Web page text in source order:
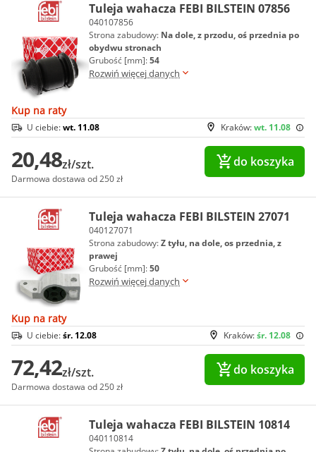
Tuleja wahacza FEBI BILSTEIN 07856
040107856
Strona zabudowy: Na dole, z przodu, oś przednia po
obydwu stronach
Grubość [mm]:54
Rozwiń więcej danych
Kup na raty
Kraków:wt. 11.08
U ciebie:wt. 11.08
20,48zł/szt.
Darmowa dostawa od 250 zł
do koszyka
Tuleja wahacza FEBI BILSTEIN 27071
040127071
Strona zabudowy:Z tyłu, na dole, os przednia, z
prawej
Grubość [mm]:50
Rozwiń więcej danych
Kup na raty
Kraków:śr. 12.08
U ciebie:śr. 12.08
72,42zł/szt.
Darmowa dostawa od 250 zł
do koszyka
Tuleja wahacza FEBI BILSTEIN 10814
040110814